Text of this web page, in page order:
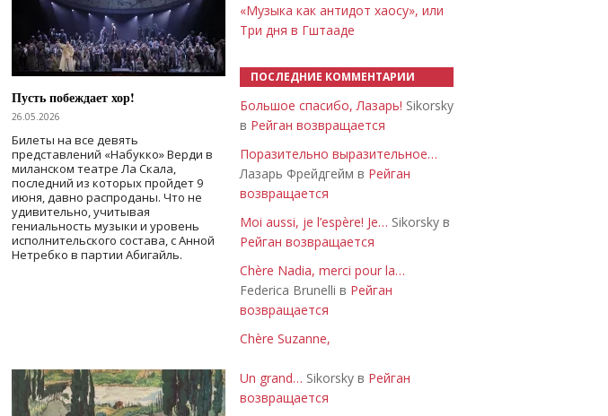
Пусть побеждает хор!
26.05.2026
Билеты на все девять
представлений «Набукко» Верди в
миланском театре Ла Скала,
последний из которых пройдет 9
июня, давно распроданы. Что не
удивительно, учитывая
гениальность музыки и уровень
исполнительского состава, с Анной
Нетребко в партии Абигайль.
«Музыка как антидот хаосу», или
Три дня в Гштааде
ПОСЛЕДНИЕ КОММЕНТАРИИ
Большое спасибо, Лазарь! Sikorsky
в Рейган возвращается
Поразительно выразительное…
Лазарь Фрейдгейм в Рейган
возвращается
Moi aussi, je l’espère! Je… Sikorsky в
Рейган возвращается
Chère Nadia, merci pour la…
Federica Brunelli в Рейган
возвращается
Chère Suzanne,
Un grand… Sikorsky в Рейган
возвращается